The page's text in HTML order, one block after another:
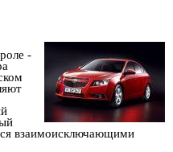
-
взаимоисключающими